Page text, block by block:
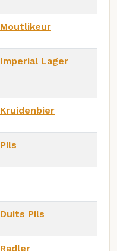
Moutlikeur
Imperial Lager
Kruidenbier
Pils
Duits Pils
Radler